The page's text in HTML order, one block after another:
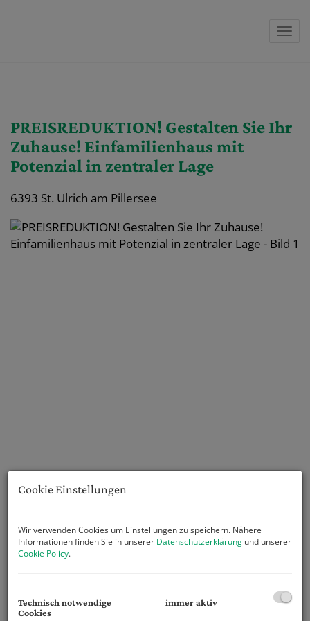
PREISREDUKTION! Gestalten Sie Ihr
Zuhause! Einfamilienhaus mit
Potenzial in zentraler Lage
6393 St. Ulrich am Pillersee
Beschreibung
Willkommen in Ihrem zukünftigen Traumhaus in St.
Ulrich am Pillersee, Tirol!
Cookie Einstellungen
Wir verwenden Cookies um Einstellungen zu speichern. Nähere
Informationen finden Sie in unserer Datenschutzerklärung und unserer
Cookie Policy.
Technisch notwendige
Cookies
immer aktiv